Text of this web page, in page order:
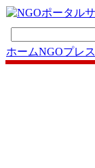
ホームNGOプレス